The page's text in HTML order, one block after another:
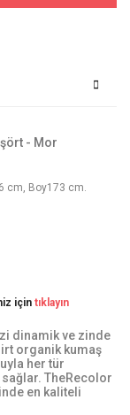
- Mor
cm, Boy173 cm.
için tıklayın
dinamik ve zinde
organik kumaş
her tür
TheRecolor
en kaliteli